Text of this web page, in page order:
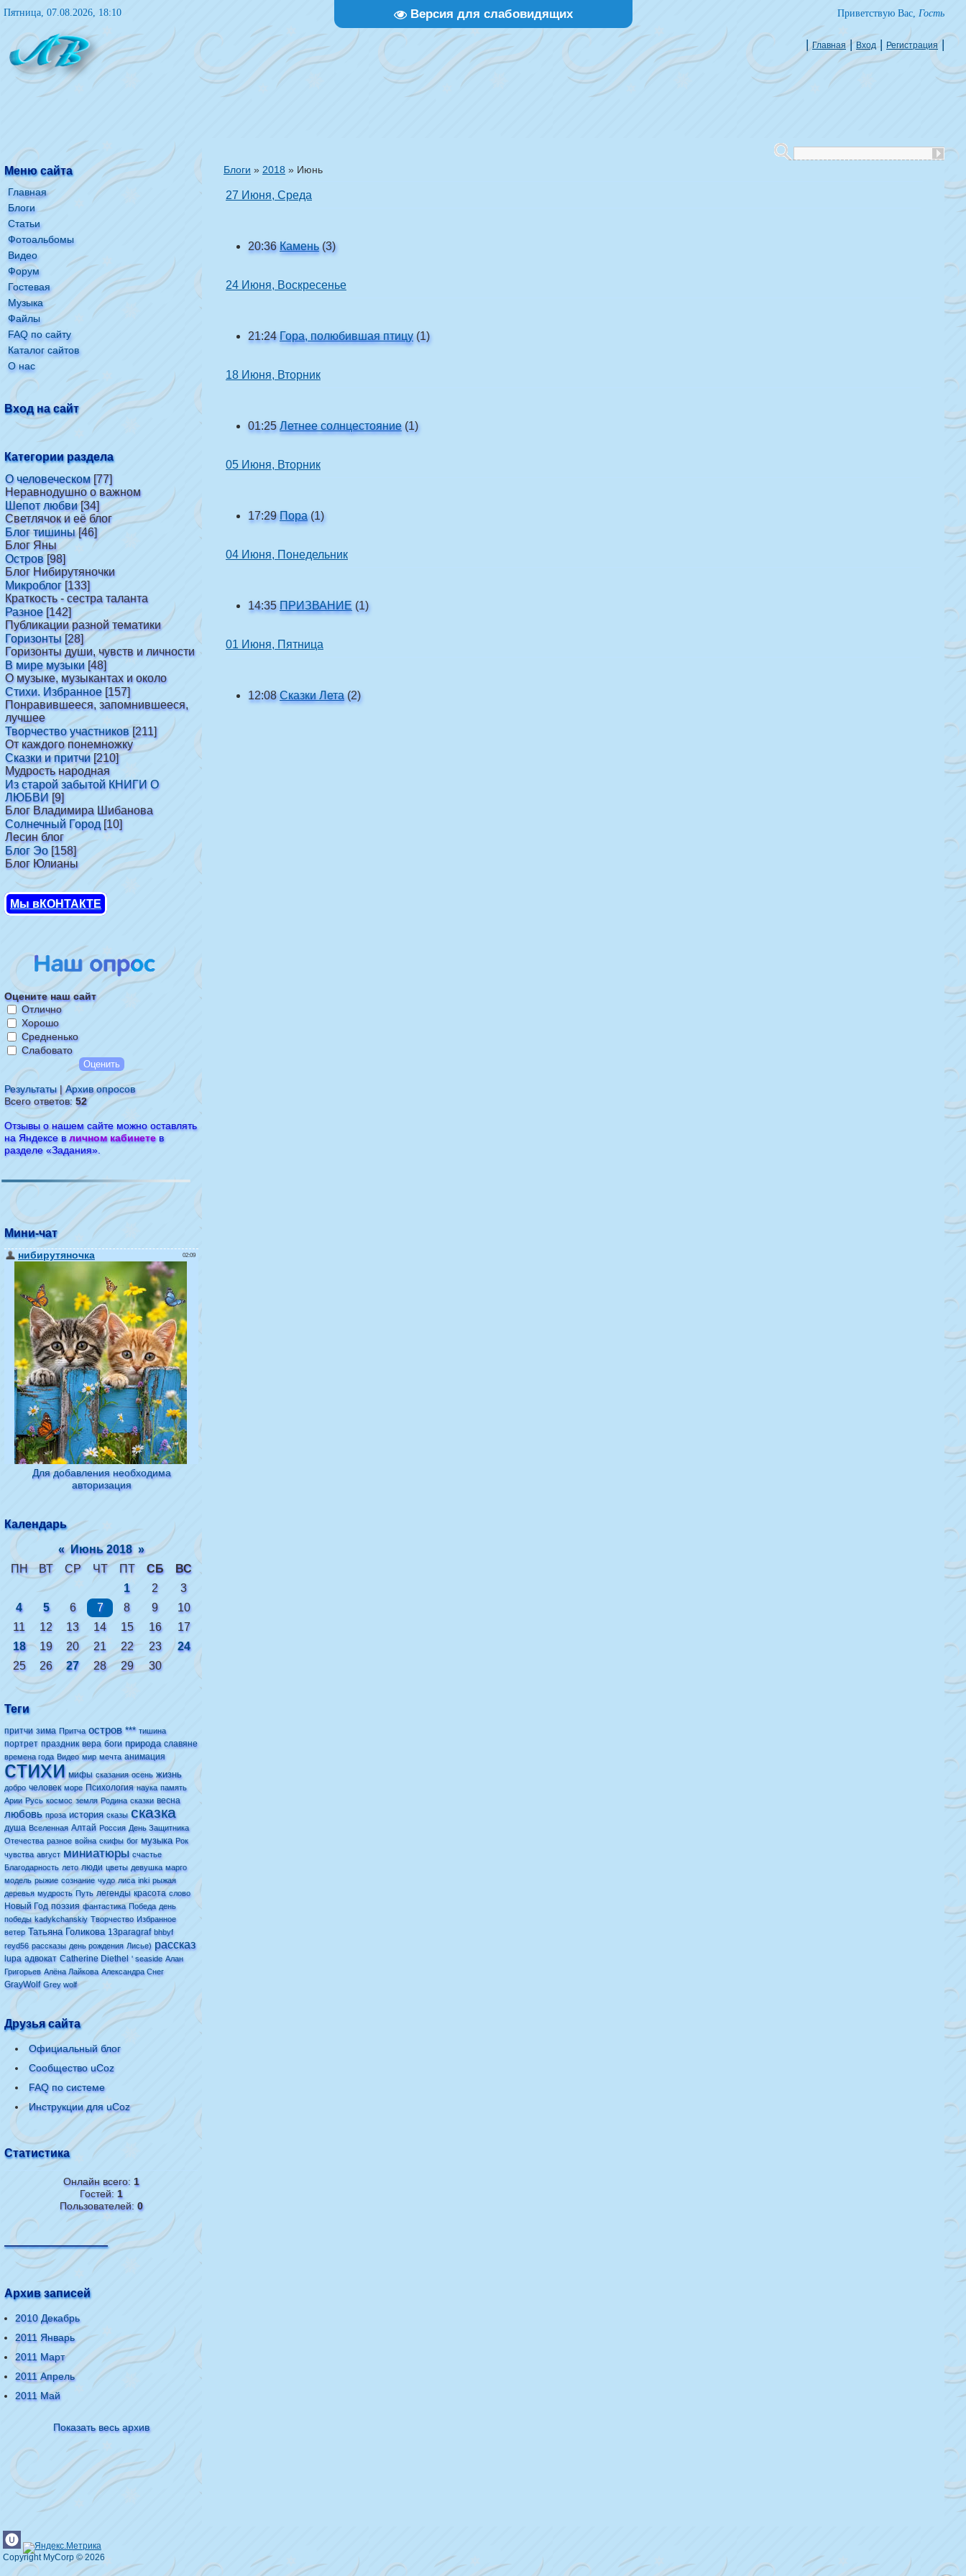
Версия для слабовидящих Приветствую Вас, Гость
Пятница, 07.08.2026, 18:10
| Главная | Вход | Регистрация |
Меню сайта
Главная
Блоги
Статьи
Фотоальбомы
Видео
Форум
Гостевая
Музыка
Файлы
FAQ по сайту
Каталог сайтов
О нас
Вход на сайт
Категории раздела
О человеческом [77]
Неравнодушно о важном
Шепот любви [34]
Светлячок и её блог
Блог тишины [46]
Блог Яны
Остров [98]
Блог Нибирутяночки
Микроблог [133]
Краткость - сестра таланта
Разное [142]
Публикации разной тематики
Горизонты [28]
Горизонты души, чувств и личности
В мире музыки [48]
О музыке, музыкантах и около
Стихи. Избранное [157]
Понравившееся, запомнившееся,
лучшее
Творчество участников [211]
От каждого понемножку
Сказки и притчи [210]
Мудрость народная
Из старой забытой КНИГИ О
ЛЮБВИ [9]
Блог Владимира Шибанова
Солнечный Город [10]
Лесин блог
Блог Эо [158]
Блог Юлианы
Мы вКОНТАКТЕ
Оцените наш сайт
Отлично
Хорошо
Средненько
Слабовато
Результаты| Архив опросов
Всего ответов: 52
Отзывы о нашем сайте можно оставлять
на Яндексе вличном кабинетев
разделе «Задания».
Мини-чат
Для добавления необходима
авторизация
Календарь
« Июнь 2018 »
ПН
ВТ СР ЧТ ПТ СБ
ВС
1
2
3
4
5 6 7 8 9
10
11
12 13 14 15 16
17
18
19 20 21 22 23
24
25
26 27 28 29 30
Теги
притчи зима Притча остров *** тишина
портрет праздник вера боги природа славяне
времена года Видео мир мечта анимация
стихи мифы сказания осень жизнь
добро человек море Психология наука память
Арии Русь космос земля Родина сказки весна
любовь проза история сказы сказка
душа Вселенная Алтай Россия День Защитника
Отечества разное война скифы бог музыка Рок
чувства август миниатюры счастье
Благодарность лето люди цветы девушка марго
модель рыжие сознание чудо лиса inki рыжая
деревья мудрость Путь легенды красота слово
Новый Год поэзия фантастика Победа день
победы kadykchanskiy Творчество Избранное
ветер Татьяна Голикова 13paragraf bhbyf
reyd56 рассказы день рождения Лисье) рассказ
lupa адвокат Catherine Diethel ' seaside Алан
Григорьев Алёна Лайкова Александра Снег
GrayWolf Grey wolf
Друзья сайта
Официальный блог
Сообщество uCoz
FAQ по системе
Инструкции для uCoz
Статистика
Онлайн всего: 1
Гостей: 1
Пользователей: 0
—————————
Архив записей
2010 Декабрь
2011 Январь
2011 Март
2011 Апрель
2011 Май
Показать весь архив
Блоги » 2018 » Июнь
27 Июня, Среда
20:36 Камень (3)
24 Июня, Воскресенье
21:24 Гора, полюбившая птицу (1)
18 Июня, Вторник
01:25 Летнее солнцестояние (1)
05 Июня, Вторник
17:29 Пора (1)
04 Июня, Понедельник
14:35 ПРИЗВАНИЕ (1)
01 Июня, Пятница
12:08 Сказки Лета (2)
Copyright MyCorp © 2026